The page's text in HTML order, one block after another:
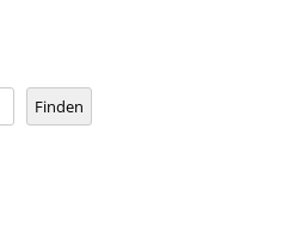
Finden